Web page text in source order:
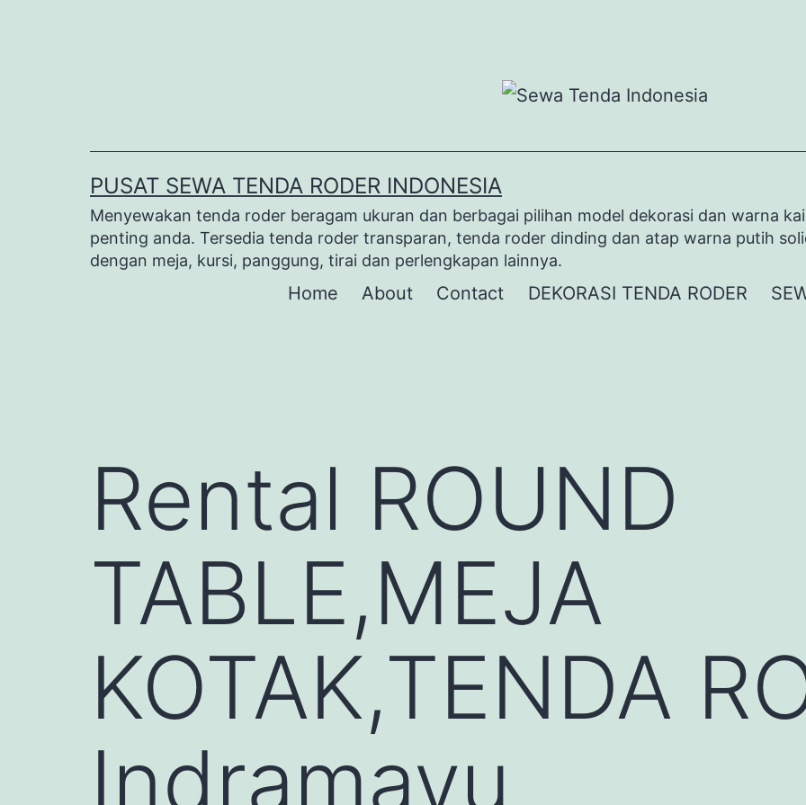
PUSAT SEWA TENDA RODER INDONESIA
Menyewakan tenda roder beragam ukuran dan berbagai pilihan model dekorasi dan warna
penting anda. Tersedia tenda roder transparan, tenda roder dinding dan atap warna putih
dengan meja, kursi, panggung, tirai dan perlengkapan lainnya.
Home About Contact DEKORASI TENDA RODER
Rental ROUND
TABLE,MEJA
KOTAK,TENDA
Indramayu